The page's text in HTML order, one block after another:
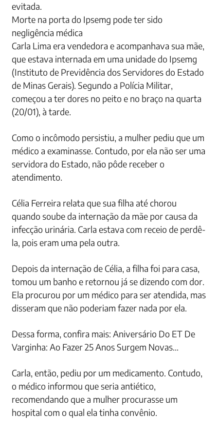
evitada.
Morte na porta do Ipsemg pode ter sido
negligência médica
Carla Lima era vendedora e acompanhava sua mãe,
que estava internada em uma unidade do Ipsemg
(Instituto de Previdência dos Servidores do Estado
de Minas Gerais). Segundo a Polícia Militar,
começou a ter dores no peito e no braço na quarta
(20/01), à tarde.
Como o incômodo persistiu, a mulher pediu que um
médico a examinasse. Contudo, por ela não ser uma
servidora do Estado, não pôde receber o
atendimento.
Célia Ferreira relata que sua filha até chorou
quando soube da internação da mãe por causa da
infecção urinária. Carla estava com receio de perdê-
la, pois eram uma pela outra.
Depois da internação de Célia, a filha foi para casa,
tomou um banho e retornou já se dizendo com dor.
Ela procurou por um médico para ser atendida, mas
disseram que não poderiam fazer nada por ela.
Dessa forma, confira mais: Aniversário Do ET De
Varginha: Ao Fazer 25 Anos Surgem Novas…
Carla, então, pediu por um medicamento. Contudo,
o médico informou que seria antiético,
recomendando que a mulher procurasse um
hospital com o qual ela tinha convênio.